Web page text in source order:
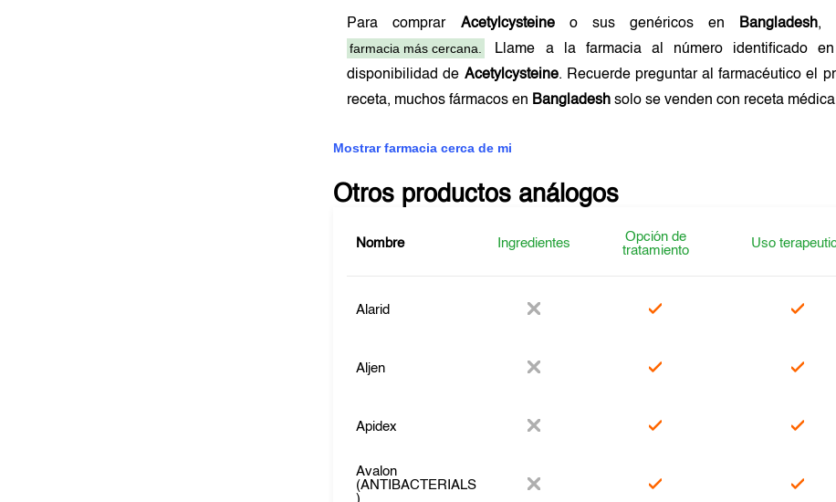
Para comprar Acetylcysteineo sus genéricos en Bangladesh,
farmacia más cercana.
Llame a la farmacia al número identificado
disponibilidad de Acetylcysteine. Recuerde preguntar al farmacéutico el
receta, muchos fármacos en Bangladesh solo se venden con receta
Mostrar farmacia cerca de mi
Otros productos análogos
Nombre Ingredientes
Opción de
tratamiento
Uso
Alarid
Aljen
Apidex
Avalon
(ANTIBACTERIALS
)